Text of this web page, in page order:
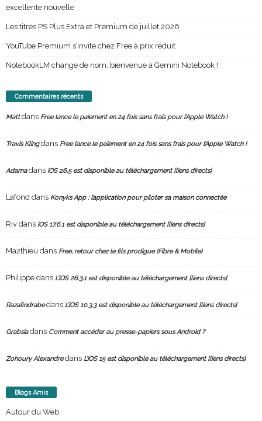
excellente nouvelle
Les titres PS Plus Extra et Premium de juillet 2026
YouTube Premium s’invite chez Free à prix réduit
NotebookLM change de nom, bienvenue à Gemini Notebook !
Commentaires récents
Mattdans Free lance le paiement en 24 fois sans frais pour l’Apple Watch !
Travis Klingdans Free lance le paiement en 24 fois sans frais pour l’Apple Watch !
Adamadans iOS 26.5 est disponible au téléchargement [liens directs]
Lafond dans Konyks App : l’application pour piloter sa maison connectée
Riv dans iOS 17.6.1 est disponible au téléchargement [liens directs]
Ma2thieu dans Free, retour chez le fils prodigue (Fibre & Mobile)
Philippe dans L’iOS 26.3.1 est disponible au téléchargement [liens directs]
Razafindrabedans L’iOS 10.3.3 est disponible au téléchargement [liens directs]
Grabsiadans Comment accéder au presse-papiers sous Android ?
Zohoury Alexandredans L’iOS 15 est disponible au téléchargement [liens directs]
Blogs Amis
Autour du Web